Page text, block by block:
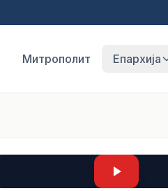
Митрополит Епархија